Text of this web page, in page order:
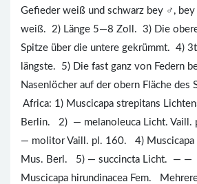
Gefieder weiß und schwarz bey ♂,
weiß. 2) Länge 5—8 Zoll. 3) Die
Spitze über die untere gekrümmt. 4)
längste. 5) Die fast ganz von Federn
Nasenlöcher auf der obern Fläche
Africa: 1) Muscicapa strepitans
Berlin. 2) — melanoleuca Licht.
— molitor Vaill. pl. 160. 4) Muscicapa
Mus. Berl. 5) — succincta Licht. —
Muscicapa hirundinacea Fem.